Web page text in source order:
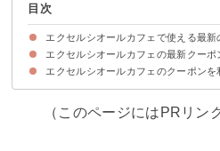
目次
エクセルシオールカフェで使える最新
エクセルシオールカフェの最新クーポ
【終了済み】来店6回でポイント付与
エクセルシオールカフェのクーポンを
（このページにはPRリン